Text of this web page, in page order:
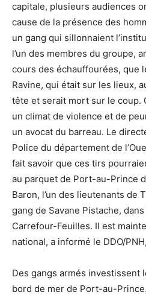
capitale, plusieurs audiences
cause de la présence des
un gang qui sillonnaient
l’un des membres du groupe,
cours des échauffourées, que
Ravine, qui était sur les lieux,
tête et serait mort sur le coup.
un climat de violence et de
un avocat du barreau. Le
Police du département de
fait savoir que ces tirs
au parquet de Port-au-Prince
Baron, l’un des lieutenants de
gang de Savane Pistache,
Carrefour-Feuilles. Il est
national, a informé le DDO/
Des gangs armés investissent
bord de mer de Port-au-